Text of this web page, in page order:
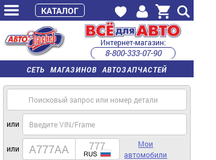
СЕТЬ МАГАЗИНОВ АВТОЗАПЧАСТЕЙ
Интернет-магазин:
8-800-333-07-90
часы работы с 9:00 до 22:00 (пн-пт)
или
или
Мои
автомобили
КАТАЛОГ